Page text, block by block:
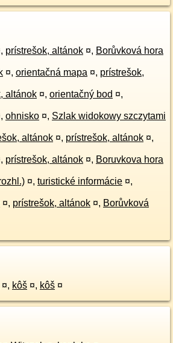
, prístrešok, altánok ¤, Borůvková hora
¤, orientačná mapa ¤, prístrešok,
altánok ¤, orientačný bod ¤,
, ohnisko ¤, Szlak widokowy szczytami
altánok ¤, prístrešok, altánok ¤,
, prístrešok, altánok ¤, Boruvkova hora
¤, turistické informácie ¤,
¤, prístrešok, altánok ¤, Borůvková
¤, kôš ¤, kôš ¤